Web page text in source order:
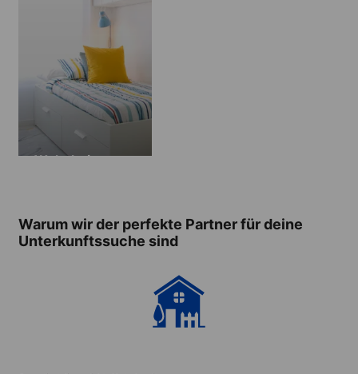
Wohnheim
Warum wir der perfekte Partner für deine
Unterkunftssuche sind